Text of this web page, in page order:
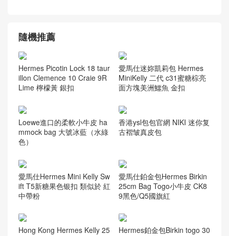
隨機推薦
Hermes Picotin Lock 18 taur
illon Clemence 10 Craie 9R
Lime 檸檬黃 銀扣
愛馬仕迷妳凱莉包 Hermes
MiniKelly 二代 c31蜜糖棕亮
面方塊美洲鱷魚 金扣
Loewe進口的柔軟小牛皮 ha
mmock bag 大號冰藍（水綠
色）
香港ysl包包官網 NIKI 迷你复
古褶皱真皮包
愛馬仕Hermes Mini Kelly Sw
ift T5新糖果色银扣 類似於 紅
中帶粉
愛馬仕鉑金包Hermes Birkin
25cm Bag Togo小牛皮 CK8
9黑色/Q5國旗紅
Hong Kong Hermes Kelly 25
Hermes鉑金包Birkin togo 30